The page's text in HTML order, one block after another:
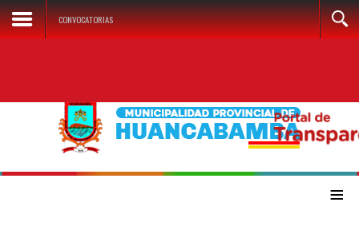
CONVOCATORIAS
≡